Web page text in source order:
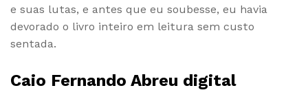
e suas lutas, e antes que eu soubesse, eu havia
devorado o livro inteiro em leitura sem custo
sentada.
Caio Fernando Abreu digital